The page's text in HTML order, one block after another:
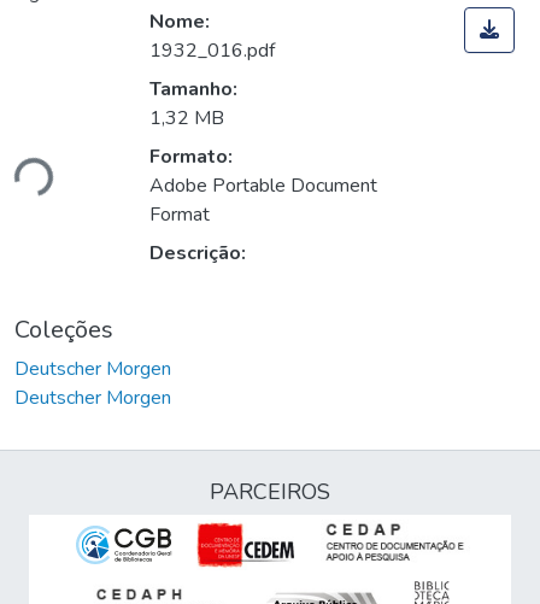
Nome:
1932_016.pdf
Tamanho:
1,32 MB
Formato:
Adobe Portable Document
Format
Descrição:
Coleções
Deutscher Morgen
Deutscher Morgen
PARCEIROS